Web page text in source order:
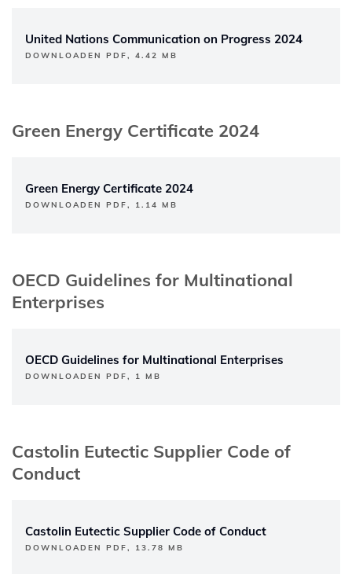
United Nations Communication on Progress 2024
DOWNLOADEN PDF, 4.42 MB
Green Energy Certificate 2024
Green Energy Certificate 2024
DOWNLOADEN PDF, 1.14 MB
OECD Guidelines for Multinational
Enterprises
OECD Guidelines for Multinational Enterprises
DOWNLOADEN PDF, 1 MB
Castolin Eutectic Supplier Code of
Conduct
Castolin Eutectic Supplier Code of Conduct
DOWNLOADEN PDF, 13.78 MB